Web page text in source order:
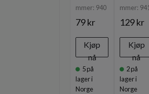
mmer: 940
79 kr
Kjøp
nå
5på
lager i
Norge
mmer: 941
129 kr
Kjøp
nå
2på
lager i
Norge